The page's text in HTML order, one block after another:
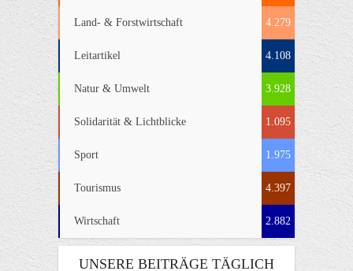
Land- & Forstwirtschaft 4.279
Leitartikel 4.108
Natur & Umwelt 3.928
Solidarität & Lichtblicke 1.095
Sport 1.975
Tourismus 4.397
Wirtschaft 2.882
UNSERE BEITRÄGE TÄGLICH